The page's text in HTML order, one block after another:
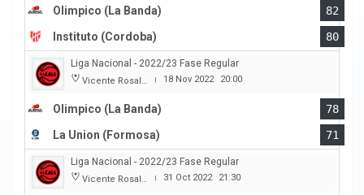
Olimpico (La Banda)
82
Instituto (Cordoba)
80
Liga Nacional - 2022/23 Fase Regular
Vicente Rosales | 18 Nov 2022 20:00
Olimpico (La Banda)
78
La Union (Formosa)
71
Liga Nacional - 2022/23 Fase Regular
Vicente Rosales | 31 Oct 2022 21:30